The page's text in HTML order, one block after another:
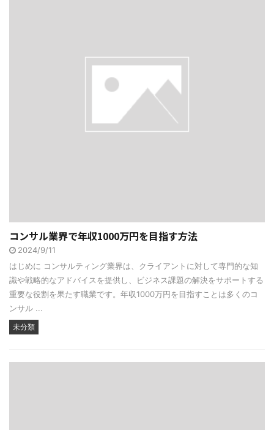
コンサル業界で年収1000万円を目指す方法
2024/9/11
はじめに コンサルティング業界は、クライアントに対して専門的な知
識や戦略的なアドバイスを提供し、ビジネス課題の解決をサポートする
重要な役割を果たす職業です。年収1000万円を目指すことは多くのコ
ンサル ...
未分類